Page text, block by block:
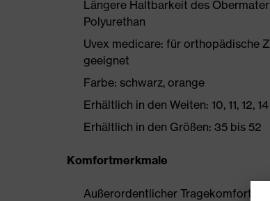
Längere Haltbarkeit des
Polyurethan
Uvex medicare: für orthopädische
geeignet
Farbe: schwarz, orange
Erhältlich in den Weiten: 10, 11, 12, 14
Erhältlich in den Größen: 35 bis 52
Komfortmerkmale
Außerordentlicher Tragekomfort,